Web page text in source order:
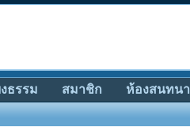
งธรรม สมาชิก ห้องสนทนา